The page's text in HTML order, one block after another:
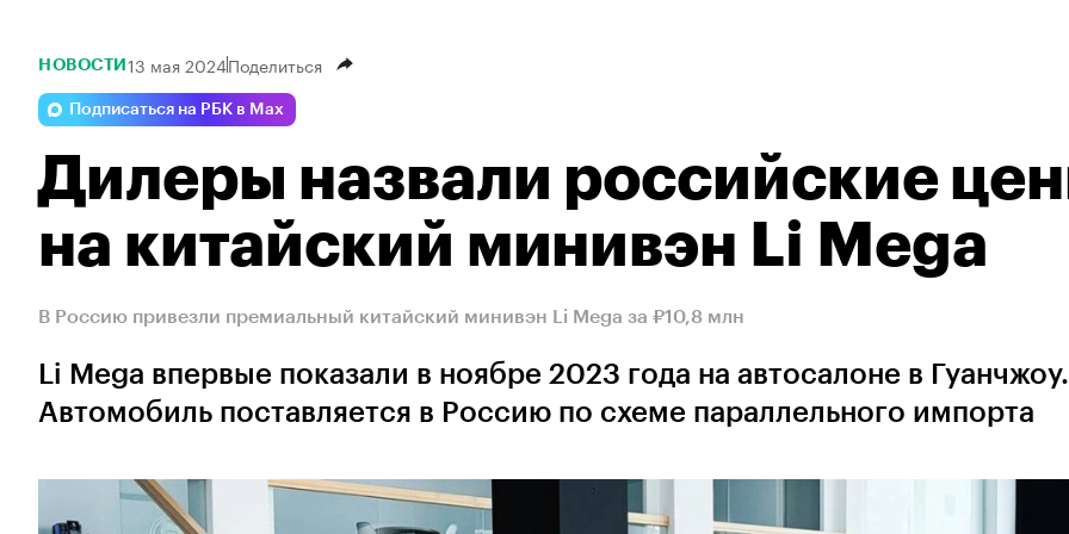
НОВОСТИ 13 мая 2024Поделиться
Подписаться на РБК в Max
Дилеры назвали российские
на китайский минивэн Li Mega
В Россию привезли премиальный китайский минивэн Li Mega за ₽10,8 млн
Li Mega впервые показали в ноябре 2023 года на автосалоне в Гуанчжоу.
Автомобиль поставляется в Россию по схеме параллельного импорта